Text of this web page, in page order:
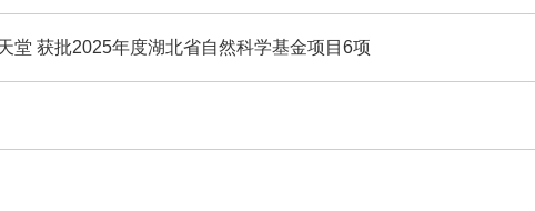
堂 获批2025年度湖北省自然科学基金项目6项